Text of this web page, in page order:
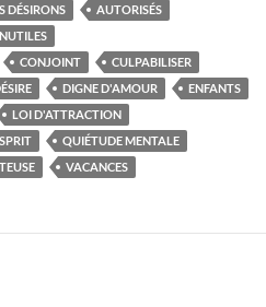
DÉSIRONS
AUTORISÉS
CONJOINT
CULPABILISER
DIGNE D'AMOUR
ENFANTS
LOI D'ATTRACTION
QUIÉTUDE MENTALE
VACANCES